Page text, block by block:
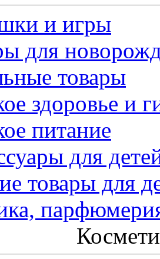
и игры
для
товары
здоровье и
питание
для
товары для